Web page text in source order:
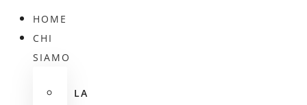
HOME
CHI
SIAMO
LA